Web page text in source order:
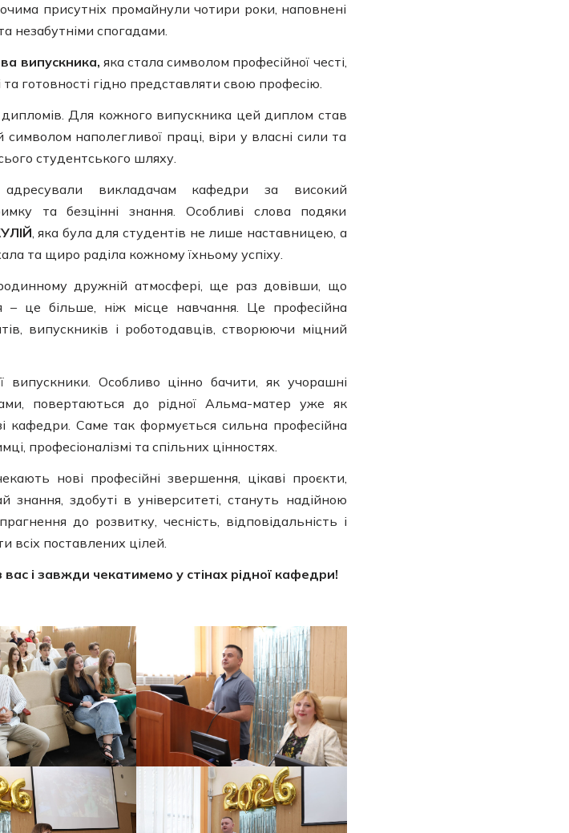
присутніх промайнули чотири роки, наповнені
незабутніми спогадами.
випускника, яка стала символом професійної честі,
та готовності гідно представляти свою професію.
Для кожного випускника цей диплом став
наполегливої праці, віри у власні сили та
студентського шляху.
викладачам кафедри за високий
та безцінні знання. Особливі слова подяки
, яка була для студентів не лише наставницею, а
та щиро раділа кожному їхньому успіху.
дружній атмосфері, ще раз довівши, що
– це більше, ніж місце навчання. Це професійна
випускників і роботодавців, створюючи міцний
Особливо цінно бачити, як учорашні
повертаються до рідної Альма-матер уже як
кафедри. Саме так формується сильна професійна
професіоналізмі та спільних цінностях.
нові професійні звершення, цікаві проєкти,
здобуті в університеті, стануть надійною
до розвитку, чесність, відповідальність і
всіх поставлених цілей.
і завжди чекатимемо у стінах рідної кафедри!